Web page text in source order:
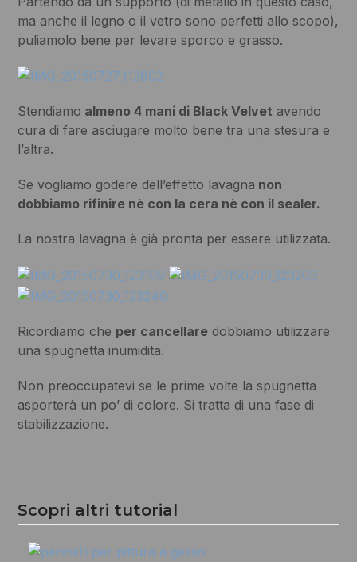
ma anche il legno o il vetro sono perfetti allo scopo),
puliamolo bene per levare sporco e grasso.
Stendiamo almeno 4 mani di Black Velvet avendo
cura di fare asciugare molto bene tra una stesura e
l’altra.
Se vogliamo godere dell’effetto lavagna non
dobbiamo rifinire nè con la cera nè con il sealer.
La nostra lavagna è già pronta per essere utilizzata.
Ricordiamo che per cancellare dobbiamo utilizzare
una spugnetta inumidita.
Non preoccupatevi se le prime volte la spugnetta
asporterà un po’ di colore. Si tratta di una fase di
stabilizzazione.
Scopri altri tutorial